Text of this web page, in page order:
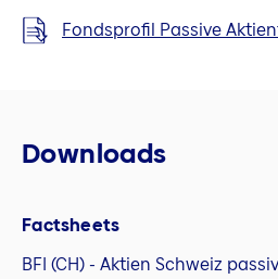
Fondsprofil Passive
Downloads
Factsheets
BFI (CH) - Aktien Schweiz